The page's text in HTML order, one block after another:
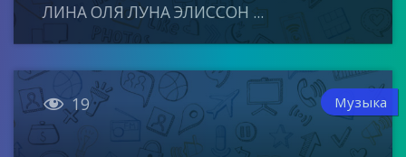
ЛИНА ОЛЯ ЛУНА ЭЛИССОН ...
 19 Музыка